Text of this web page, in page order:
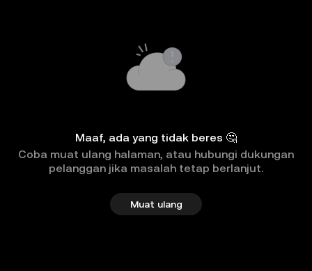
Maaf, ada yang tidak beres 🤔
Coba muat ulang halaman, atau hubungi dukungan
pelanggan jika masalah tetap berlanjut.
Muat ulang